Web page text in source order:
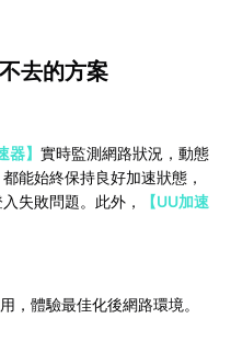
去的方案
器】 實時監測網路狀況，動態
能始終保持良好加速狀態，
失敗問題。此外，
【UU加速
，體驗最佳化後網路環境。